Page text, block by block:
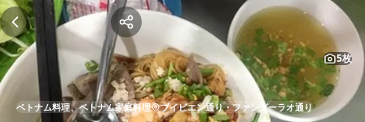
5枚
ベトナム料理、ベトナム家庭料理 ブイビエン通り・ファングーラオ通り